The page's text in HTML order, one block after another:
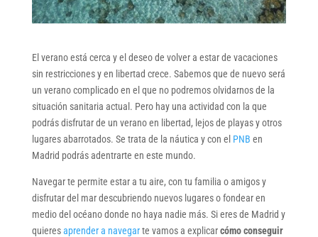
El verano está cerca y el deseo de volver a estar de vacaciones
sin restricciones y en libertad crece. Sabemos que de nuevo será
un verano complicado en el que no podremos olvidarnos de la
situación sanitaria actual. Pero hay una actividad con la que
podrás disfrutar de un verano en libertad, lejos de playas y otros
lugares abarrotados. Se trata de la náutica y con el PNB en
Madrid podrás adentrarte en este mundo.
Navegar te permite estar a tu aire, con tu familia o amigos y
disfrutar del mar descubriendo nuevos lugares o fondear en
medio del océano donde no haya nadie más. Si eres de Madrid y
quieresaprender a navegarte vamos a explicarcómo conseguir